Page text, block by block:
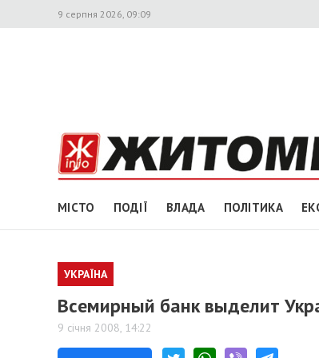
9 серпня 2026, 09:09
МІСТО ПОДІЇ ВЛАДА ПОЛІТИКА
УКРАЇНА
Всемирный банк выделит
9 січня 2008, 14:22